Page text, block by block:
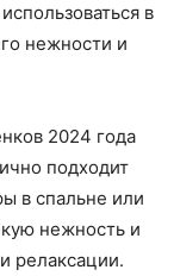
в
нежности и
2024 года
подходит
в спальне или
нежность и
релаксации.